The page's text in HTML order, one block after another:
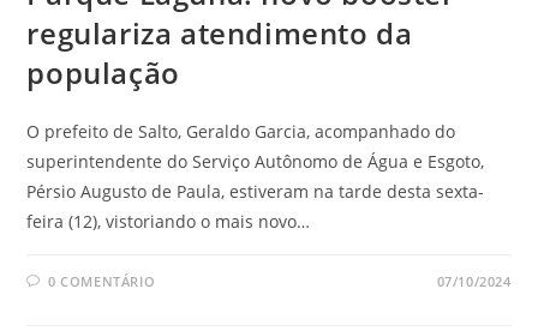
regulariza atendimento da
população
O prefeito de Salto, Geraldo Garcia, acompanhado do
superintendente do Serviço Autônomo de Água e Esgoto,
Pérsio Augusto de Paula, estiveram na tarde desta sexta-
feira (12), vistoriando o mais novo…
0 COMENTÁRIO 07/10/2024